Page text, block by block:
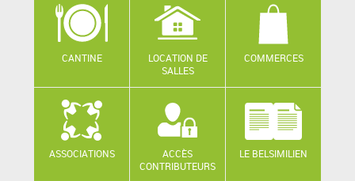
CANTINE
LOCATION DE
SALLES
COMMERCES
ASSOCIATIONS
ACCÈS
CONTRIBUTEURS
LE BELSIMILIEN